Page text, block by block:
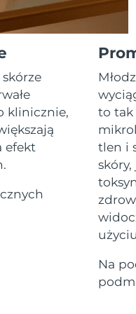
klinicznie,
efekt
to tak
tlen i
Na
essentials Gel
8/12/26
czas dostawy
8/13/26
czas dostawy
8/12/26
czas dostawy
8/13/26
Oczekiwany czas dostawy
8/12/26